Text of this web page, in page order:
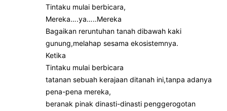
Tintaku mulai berbicara,
Mereka….ya…..Mereka
Bagaikan reruntuhan tanah dibawah kaki
gunung,melahap sesama ekosistemnya.
Ketika
Tintaku mulai berbicara
tatanan sebuah kerajaan ditanah ini,tanpa adanya
pena-pena mereka,
beranak pinak dinasti-dinasti penggerogotan